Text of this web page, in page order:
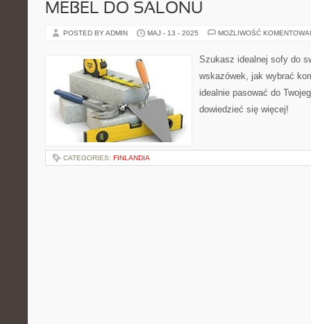
MEBEL DO SALONU
POSTED BY ADMIN MAJ - 13 - 2025 MOŻLIWOŚĆ
Szukasz idealnej sofy do
wskazówek, jak wybrać
idealnie pasować do
dowiedzieć się więcej!
CATEGORIES: FINLANDIA